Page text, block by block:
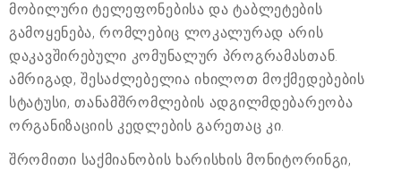
მობილური ტელეფონებისა და ტაბლეტების
გამოყენება, რომლებიც ლოკალურად არის
დაკავშირებული კომუნალურ პროგრამასთან.
ამრიგად, შესაძლებელია იხილოთ მოქმედებების
სტატუსი, თანამშრომლების ადგილმდებარეობა
ორგანიზაციის კედლების გარეთაც კი.
შრომითი საქმიანობის ხარისხის მონიტორინგი,